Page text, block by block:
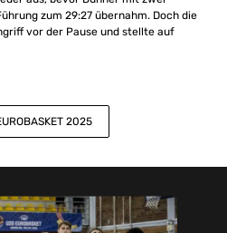
zum 29:27 übernahm. Doch die
vor der Pause und stellte auf
2025